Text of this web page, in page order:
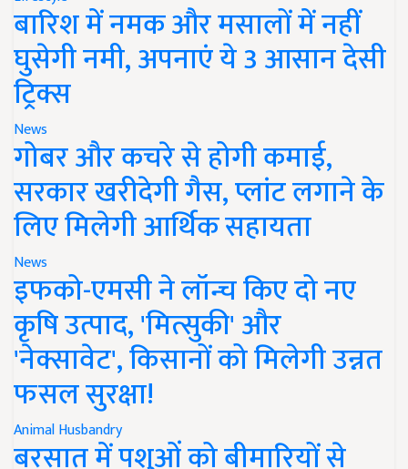
बारिश में नमक और मसालों में नहीं
घुसेगी नमी, अपनाएं ये 3 आसान देसी
ट्रिक्स
News
गोबर और कचरे से होगी कमाई,
सरकार खरीदेगी गैस, प्लांट लगाने के
लिए मिलेगी आर्थिक सहायता
News
इफको-एमसी ने लॉन्च किए दो नए
कृषि उत्पाद, 'मित्सुकी' और
'नेक्सावेट', किसानों को मिलेगी उन्नत
फसल सुरक्षा!
Animal Husbandry
बरसात में पशुओं को बीमारियों से